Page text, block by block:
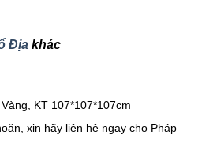
Địakhác
KT 107*107*107cm
xin hãy liên hệ ngay cho Pháp